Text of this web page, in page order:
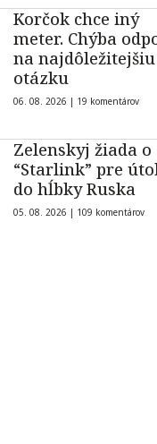
Korčok chce iný
meter. Chýba
na najdôležitejšiu
otázku
06. 08. 2026 | 19 komentárov
Zelenskyj žiada o
“Starlink” pre
do hĺbky Ruska
05. 08. 2026 | 109 komentárov